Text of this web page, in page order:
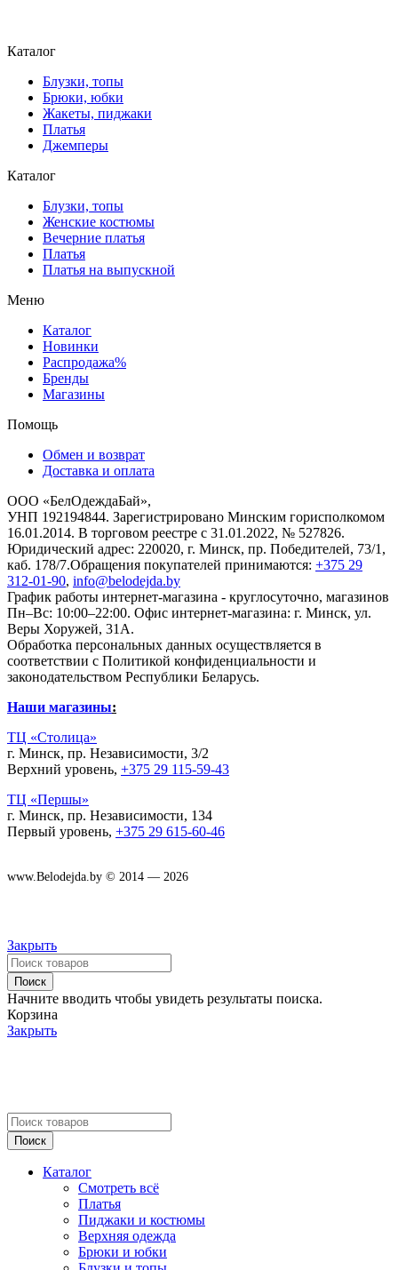
Каталог
Блузки, топы
Брюки, юбки
Жакеты, пиджаки
Платья
Джемперы
Каталог
Блузки, топы
Женские костюмы
Вечерние платья
Платья
Платья на выпускной
Меню
Каталог
Новинки
Распродажа%
Бренды
Магазины
Помощь
Обмен и возврат
Доставка и оплата
ООО «БелОдеждаБай»,
УНП 192194844. Зарегистрировано Минским горисполкомом
16.01.2014. В торговом реестре с 31.01.2022, № 527826.
Юридический адрес: 220020, г. Минск, пр. Победителей, 73/1,
каб. 178/7.Обращения покупателей принимаются: +375 29
312-01-90, info@belodejda.by
График работы интернет-магазина - круглосуточно, магазинов
Пн–Вс: 10:00–22:00. Офис интернет-магазина: г. Минск, ул.
Веры Хоружей, 31А.
Обработка персональных данных осуществляется в
соответствии с Политикой конфиденциальности и
законодательством Республики Беларусь.
Наши магазины:
ТЦ «Столица»
г. Минск, пр. Независимости, 3/2
Верхний уровень, +375 29 115-59-43
ТЦ «Першы»
г. Минск, пр. Независимости, 134
Первый уровень, +375 29 615-60-46
www.Belodejda.by © 2014 — 2026
Закрыть
Поиск
Начните вводить чтобы увидеть результаты поиска.
Корзина
Закрыть
Поиск
Каталог
Смотреть всё
Платья
Пиджаки и костюмы
Верхняя одежда
Брюки и юбки